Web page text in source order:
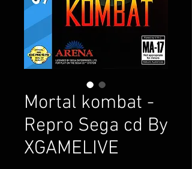
Mortal kombat -
Repro Sega cd By
XGAMELIVE